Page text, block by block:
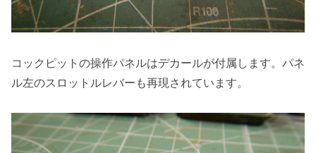
コックピットの操作パネルはデカールが付属します。パネ
ル左のスロットルレバーも再現されています。